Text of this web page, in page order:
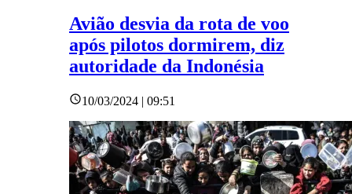
Avião desvia da rota de voo
após pilotos dormirem, diz
autoridade da Indonésia
10/03/2024 | 09:51